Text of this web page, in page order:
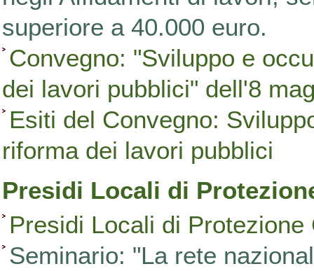
superiore a 40.000 euro.
Convegno: "Sviluppo e
dei lavori pubblici" dell'8
Esiti del Convegno:
riforma dei lavori pubblici
Presidi Locali di
Presidi Locali di Protezione
Seminario: "La rete